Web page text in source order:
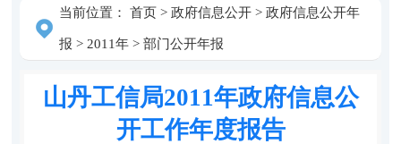
当前位置： 首页> 政府信息公开> 政府信息公开年
报 > 2011年> 部门公开年报
山丹工信局2011年政府信息公
开工作年度报告